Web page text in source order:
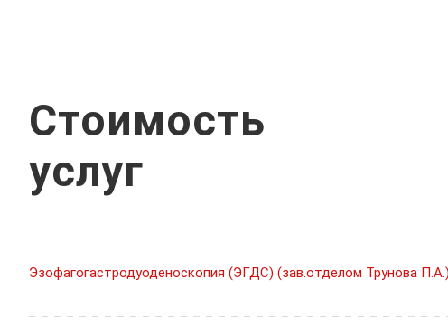
Стоимость
услуг
Эзофагогастродуоденоскопия (ЭГДС) (зав.отделом Трунова П.А.)